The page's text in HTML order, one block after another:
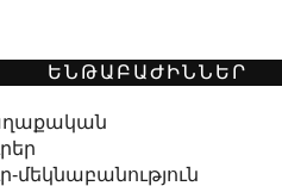
ԵՆԹԱԲԱԺԻՆՆԵՐ
մեկնաբանություն